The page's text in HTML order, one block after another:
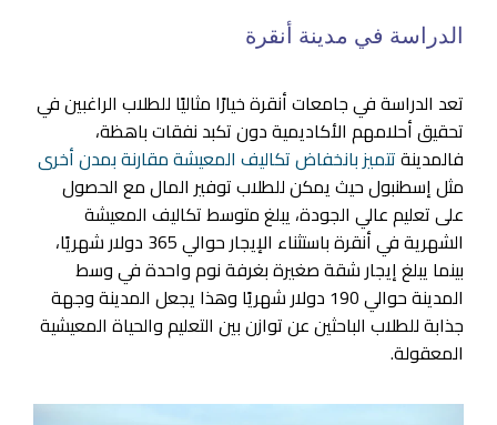
الدراسة في مدينة أنقرة
تعد الدراسة في جامعات أنقرة خيارًا مثاليًا للطلاب الراغبين في
تحقيق أحلامهم الأكاديمية دون تكبد نفقات باهظة،
فالمدينةتتميز بانخفاض تكاليف المعيشة مقارنة بمدن أخرى
مثل إسطنبول حيث يمكن للطلاب توفير المال مع الحصول
على تعليم عالي الجودة، يبلغ متوسط تكاليف المعيشة
الشهرية في أنقرة باستثناء الإيجار حوالي 365 دولار شهريًا،
بينما يبلغ إيجار شقة صغيرة بغرفة نوم واحدة في وسط
المدينة حوالي 190 دولار شهريًا وهذا يجعل المدينة وجهة
جذابة للطلاب الباحثين عن توازن بين التعليم والحياة المعيشية
المعقولة.